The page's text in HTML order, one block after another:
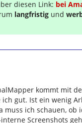
diesen Link: bei
langfristig und
kommt mit
gut. Ist ein wenig
muss ich schauen,
Screenshots